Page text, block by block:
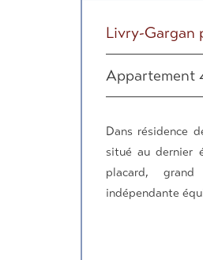
Livry-Gargan
Appartement
Dans résidence
situé au dernier
placard,
indépendante